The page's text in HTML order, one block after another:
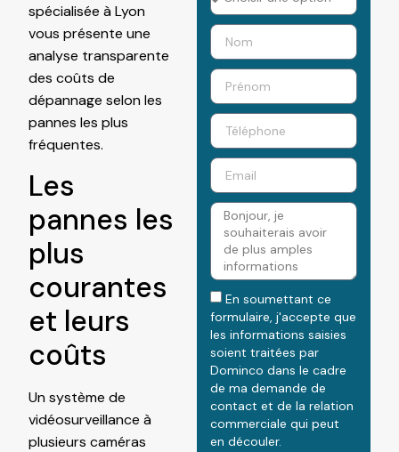
spécialisée à Lyon
vous présente une
analyse transparente
des coûts de
dépannage selon les
pannes les plus
fréquentes.
Les
pannes les
plus
courantes
et leurs
coûts
Un système de
vidéosurveillance à
plusieurs caméras
En soumettant ce
formulaire, j'accepte que
les informations saisies
soient traitées par
Dominco dans le cadre
de ma demande de
contact et de la relation
commerciale qui peut
en découler.